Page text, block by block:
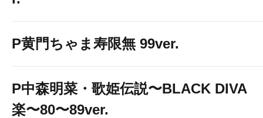
P黄門ちゃま寿限無 99ver.
P中森明菜・歌姫伝説〜BLACK DIVA
楽〜80〜89ver.